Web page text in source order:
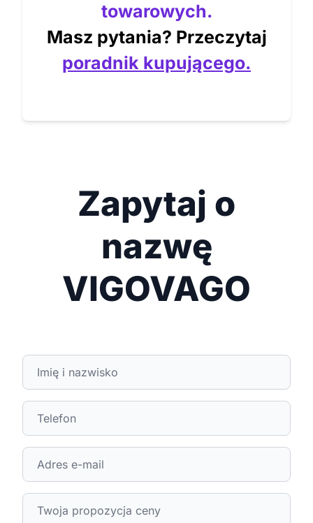
towarowych.
Masz pytania? Przeczytaj
poradnik kupującego.
Zapytaj o
nazwę
VIGOVAGO